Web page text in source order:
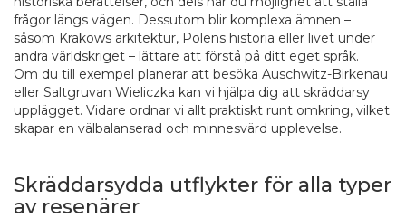
frågor längs vägen. Dessutom blir komplexa ämnen –
såsom Krakows arkitektur, Polens historia eller livet under
andra världskriget – lättare att förstå på ditt eget språk.
Om du till exempel planerar att besöka Auschwitz-Birkenau
eller Saltgruvan Wieliczka kan vi hjälpa dig att skräddarsy
upplägget. Vidare ordnar vi allt praktiskt runt omkring, vilket
skapar en välbalanserad och minnesvärd upplevelse.
Skräddarsydda utflykter för alla typer
av resenärer